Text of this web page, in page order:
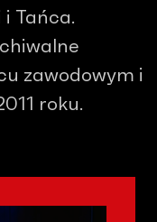
Tańca.
zawodowym i
roku.